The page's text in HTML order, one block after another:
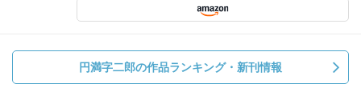
円満字二郎の作品ランキング・新刊情報